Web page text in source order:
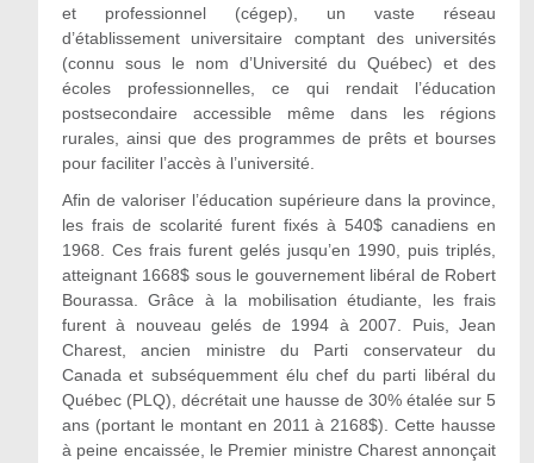
et professionnel (cégep), un vaste réseau
d’établissement universitaire comptant des universités
(connu sous le nom d’Université du Québec) et des
écoles professionnelles, ce qui rendait l’éducation
postsecondaire accessible même dans les régions
rurales, ainsi que des programmes de prêts et bourses
pour faciliter l’accès à l’université.
Afin de valoriser l’éducation supérieure dans la province,
les frais de scolarité furent fixés à 540$ canadiens en
1968. Ces frais furent gelés jusqu’en 1990, puis triplés,
atteignant 1668$ sous le gouvernement libéral de Robert
Bourassa. Grâce à la mobilisation étudiante, les frais
furent à nouveau gelés de 1994 à 2007. Puis, Jean
Charest, ancien ministre du Parti conservateur du
Canada et subséquemment élu chef du parti libéral du
Québec (PLQ), décrétait une hausse de 30% étalée sur 5
ans (portant le montant en 2011 à 2168$). Cette hausse
à peine encaissée, le Premier ministre Charest annonçait